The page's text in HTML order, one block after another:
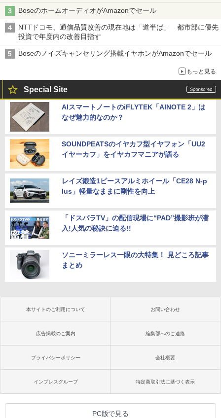
BoseのホームオーディオがAmazonでセール
NTTドコモ、通信品質改善の現在地は「道半ば」 都市部に優先
投資で年度内の改善目指す
Boseのノイズキャンセリング搭載イヤホンがAmazonでセール
もっと見る
Special Site
AIスマートノートのiFLYTEK「AINOTE 2」は
なぜ魅力的なのか？
SOUNDPEATSのイヤカフ型イヤフォン「UU2
イヤーカフ」をイヤカフマニアが語る
レイズ鍛造1ピースアルミホイール「CE28 N-p
lus」軽量なままに剛性を向上
「ドスパラTV」の配信現場に“PAD”撮影班が潜
入!人気の秘訣に迫る!!
ソニーミラーレス一眼の大特集！ 見どころ記事
まとめ
本サイトのご利用について お問い合わせ
広告掲載のご案内 編集部へのご連絡
プライバシーポリシー 会社概要
インプレスグループ 特定商取引法に基づく表示
PC版で見る